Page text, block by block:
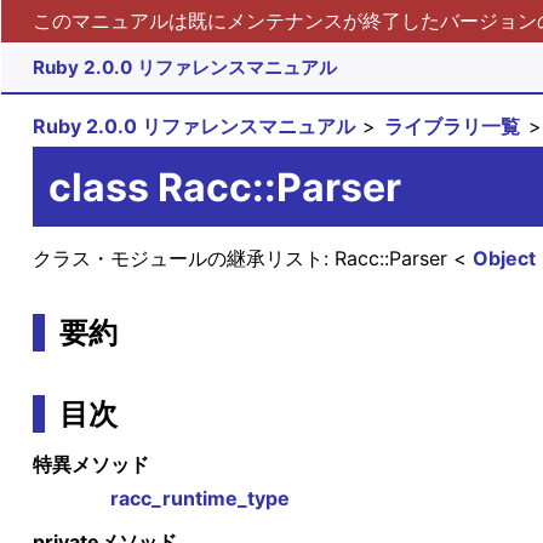
このマニュアルは既にメンテナンスが終了したバージョ
Ruby 2.0.0 リファレンスマニュアル
Ruby 2.0.0 リファレンスマニュアル ライブラリ一覧
class Racc::Parser
クラス・モジュールの継承リスト: Object
Racc::Parser
要約
目次
特異メソッド
racc_runtime_type